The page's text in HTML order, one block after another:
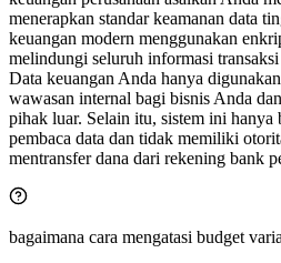
menerapkan standar keamanan data
keuangan modern menggunakan
melindungi seluruh informasi
Data keuangan Anda hanya
wawasan internal bagi bisnis Anda
pihak luar. Selain itu, sistem ini hanya
pembaca data dan tidak memiliki
mentransfer dana dari rekening bank
bagaimana cara mengatasi budget